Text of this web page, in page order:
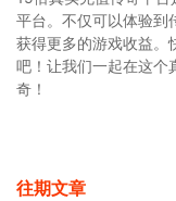
平台。不仅可以体验到
获得更多的游戏收益。
吧！让我们一起在这个
奇！
往期文章